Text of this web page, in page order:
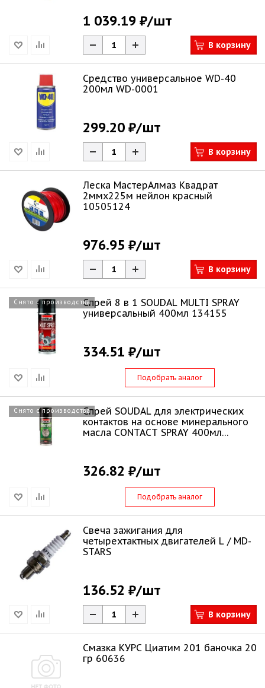
1 039.19 ₽/шт
В корзину
Средство универсальное WD-40
200мл WD-0001
299.20 ₽/шт
В корзину
Леска МастерАлмаз Квадрат
2ммх225м нейлон красный
10505124
976.95 ₽/шт
В корзину
Снято с производстваСпрей 8 в 1 SOUDAL MULTI SPRAY
универсальный 400мл 134155
334.51 ₽/шт
Подобрать аналог
Снято с производстваСпрей SOUDAL для электрических
контактов на основе минерального
масла CONTACT SPRAY 400мл
326.82 ₽/шт
Подобрать аналог
Свеча зажигания для
четырехтактных двигателей L / MD-
STARS
136.52 ₽/шт
В корзину
Смазка КУРС Циатим 201 баночка 20
гр 60636